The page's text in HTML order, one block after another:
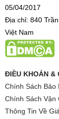
05/04/2017
Địa chỉ: 840
Việt Nam
ĐIỀU KHOẢN &
Chính Sách Bảo
Chính Sách Vận
Thông Tin Về